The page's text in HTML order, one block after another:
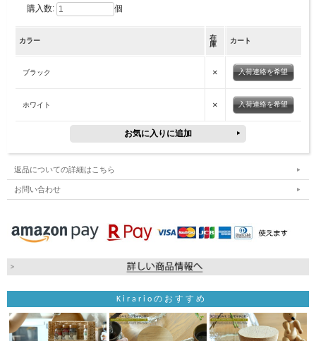
購入数: 個
カラー
在
庫
カート
ブラック × 入荷連絡を希望
ホワイト × 入荷連絡を希望
返品についての詳細はこちら
お問い合わせ
Kirarioのおすすめ